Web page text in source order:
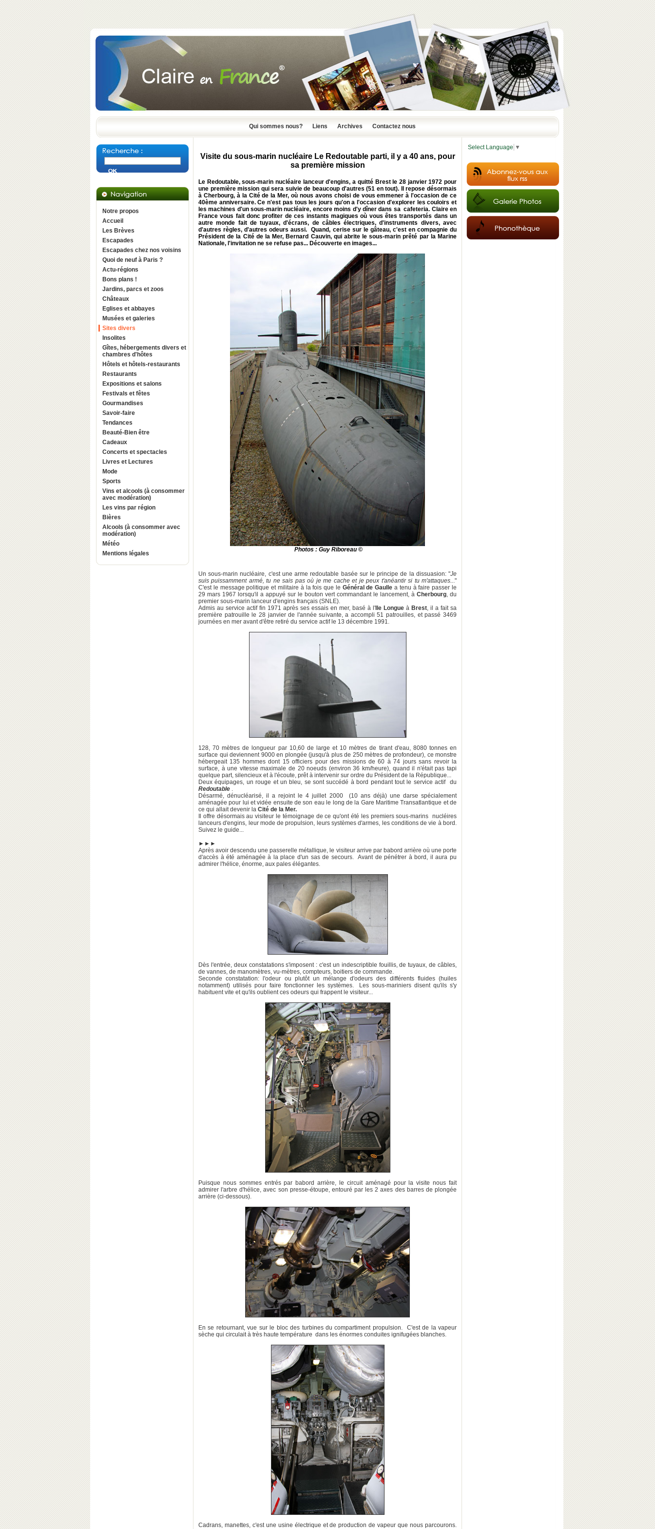
Qui sommes nous? Liens Archives Contactez nous
Notre propos
Accueil
Les Brèves
Escapades
Escapades chez nos voisins
Quoi de neuf à Paris ?
Actu-régions
Bons plans !
Jardins, parcs et zoos
Châteaux
Eglises et abbayes
Musées et galeries
Sites divers
Insolites
Gîtes, hébergements divers et
chambres d'hôtes
Hôtels et hôtels-restaurants
Restaurants
Expositions et salons
Festivals et fêtes
Gourmandises
Savoir-faire
Tendances
Beauté-Bien être
Cadeaux
Concerts et spectacles
Livres et Lectures
Mode
Sports
Vins et alcools (à consommer
avec modération)
Les vins par région
Bières
Alcools (à consommer avec
modération)
Météo
Mentions légales
Visite du sous-marin nucléaire Le Redoutable parti, il y a 40 ans, pour
sa première mission
Le Redoutable, sous-marin nucléaire lanceur d'engins, a quitté Brest le 28 janvier 1972 pour
une première mission qui sera suivie de beaucoup d'autres (51 en tout). Il repose désormais
à Cherbourg, à la Cité de la Mer, où nous avons choisi de vous emmener à l'occasion de ce
40ème anniversaire. Ce n'est pas tous les jours qu'on a l'occasion d'explorer les couloirs et
les machines d'un sous-marin nucléaire, encore moins d'y dîner dans sa cafeteria. Claire en
France vous fait donc profiter de ces instants magiques où vous êtes transportés dans un
autre monde fait de tuyaux, d'écrans, de câbles électriques, d'instruments divers, avec
d'autres règles, d'autres odeurs aussi. Quand, cerise sur le gâteau, c'est en compagnie du
Président de la Cité de la Mer, Bernard Cauvin, qui abrite le sous-marin prêté par la Marine
Nationale, l'invitation ne se refuse pas... Découverte en images...
Photos : Guy Riboreau ©
Un sous-marin nucléaire, c'est une arme redoutable basée sur le principe de la dissuasion: "Je
suis puissamment armé, tu ne sais pas où je me cache et je peux t'anéantir si tu m'attaques..."
C'est le message politique et militaire à la fois que le Général de Gaulle a tenu à faire passer le
29 mars 1967 lorsqu'il a appuyé sur le bouton vert commandant le lancement, à Cherbourg, du
premier sous-marin lanceur d'engins français (SNLE).
Admis au service actif fin 1971 après ses essais en mer, basé à l' Ile Longue à Brest, il a fait sa
première patrouille le 28 janvier de l'année suivante, a accompli 51 patrouilles, et passé 3469
journées en mer avant d'être retiré du service actif le 13 décembre 1991.
128, 70 mètres de longueur par 10,60 de large et 10 mètres de tirant d'eau, 8080 tonnes en
surface qui deviennent 9000 en plongée (jusqu'à plus de 250 mètres de profondeur), ce monstre
hébergeait 135 hommes dont 15 officiers pour des missions de 60 à 74 jours sans revoir la
surface, à une vitesse maximale de 20 noeuds (environ 36 km/heure), quand il n'était pas tapi
quelque part, silencieux et à l'écoute, prêt à intervenir sur ordre du Président de la République...
Deux équipages, un rouge et un bleu, se sont succédé à bord pendant tout le service actif du
Redoutable .
Désarmé, dénucléarisé, il a rejoint le 4 juillet 2000 (10 ans déjà) une darse spécialement
aménagée pour lui et vidée ensuite de son eau le long de la Gare Maritime Transatlantique et de
ce qui allait devenir la Cité de la Mer.
Il offre désormais au visiteur le témoignage de ce qu'ont été les premiers sous-marins nucléires
lanceurs d'engins, leur mode de propulsion, leurs systèmes d'armes, les conditions de vie à bord.
Suivez le guide...
►►►
Après avoir descendu une passerelle métallique, le visiteur arrive par babord arrière où une porte
d'accès à été aménagée à la place d'un sas de secours. Avant de pénétrer à bord, il aura pu
admirer l'hélice, énorme, aux pales élégantes.
Dès l'entrée, deux constatations s'imposent : c'est un indescriptible fouillis, de tuyaux, de câbles,
de vannes, de manomètres, vu-mètres, compteurs, boitiers de commande.
Seconde constatation: l'odeur ou plutôt un mélange d'odeurs des différents fluides (huiles
notamment) utilisés pour faire fonctionner les systèmes. Les sous-mariniers disent qu'ils s'y
habituent vite et qu'ils oublient ces odeurs qui frappent le visiteur...
Puisque nous sommes entrés par babord arrière, le circuit aménagé pour la visite nous fait
admirer l'arbre d'hélice, avec son presse-étoupe, entouré par les 2 axes des barres de plongée
arrière (ci-dessous).
En se retournant, vue sur le bloc des turbines du compartiment propulsion. C'est de la vapeur
sèche qui circulait à très haute température dans les énormes conduites ignifugées blanches.
Cadrans, manettes, c'est une usine électrique et de production de vapeur que nous parcourons.
Select Language ▼